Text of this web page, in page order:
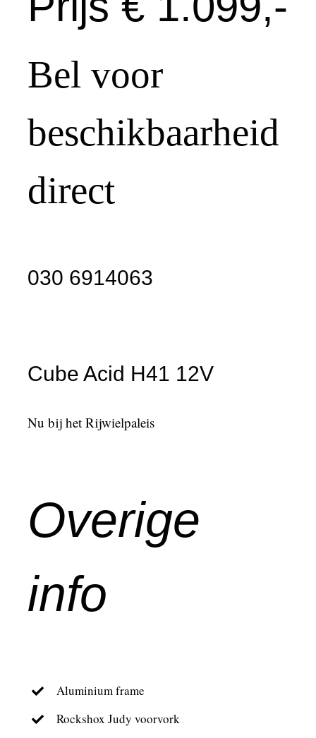
Bel voor
beschikbaarheid
direct
030 6914063
Cube Acid H41 12V
Nu bij het Rijwielpaleis
Overige
info
Aluminium frame
Rockshox Judy voorvork